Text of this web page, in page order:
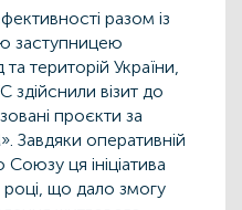
разом із
заступницею
територій України,
візит до
проєкти за
Завдяки оперативній
ця ініціатива
що дало змогу